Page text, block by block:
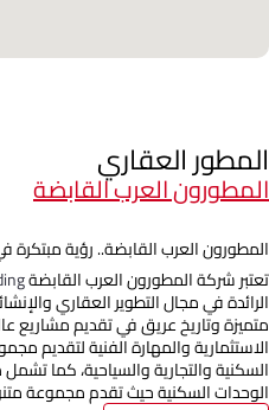
المطور العقاري
المطورون العرب القابضة
المطورون العرب القابضة.. رؤية مبتكرة
تعتبر شركة المطورون العرب القابضة
الرائدة في مجال التطوير العقاري
متميزة وتاريخ عريق في تقديم مشاريع
الاستثمارية والمهارة الفنية لتقديم
السكنية والتجارية والسياحية، كما
الوحدات السكنية حيث تقدم مجموعة